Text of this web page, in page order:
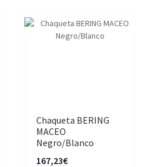
Chaqueta BERING
MACEO
Negro/Blanco
167,23€